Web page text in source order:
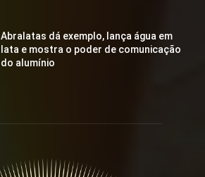
Abralatas dá exemplo, lança água em
lata e mostra o poder de comunicação
do alumínio